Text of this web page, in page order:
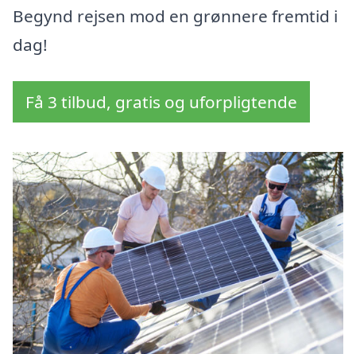
Begynd rejsen mod en grønnere fremtid i
dag!
Få 3 tilbud, gratis og uforpligtende